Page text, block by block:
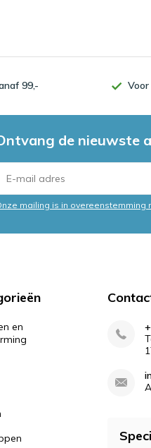
99,-
de nieuwste
mailing is in overeenstemming
en